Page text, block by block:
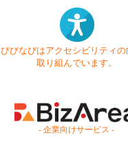
びびなびはアクセシビリティの
取り組んでいます。
- 企業向けサービス -